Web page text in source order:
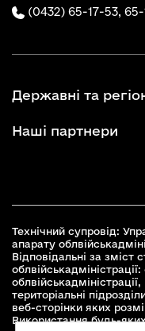
(0432) 65-17-53,
Державні та
Наші партнери
Технічний супровід:
апарату
Відповідальні за зміст
облвійськадміністрації,
територіальні
веб-сторінки яких
Використання будь-